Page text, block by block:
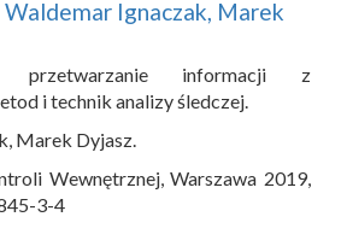
Ignaczak, Marek
przetwarzanie informacji z
i technik analizy śledczej.
Marek Dyjasz.
Wewnętrznej, Warszawa 2019,
3-4